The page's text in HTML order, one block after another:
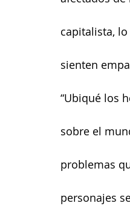
capitalista,
sienten
“Ubiqué los
sobre el
problemas
personajes